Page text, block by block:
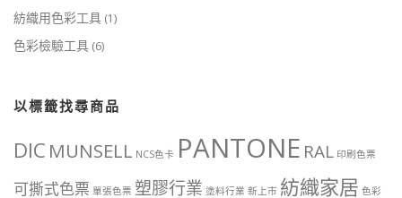
紡織用色彩工具 (1)
色彩檢驗工具 (6)
以標籤找尋商品
DIC MUNSELL NCS色卡 PANTONE RAL 印刷色票
可撕式色票 單張色票 塑膠行業 塗料行業 新上市 紡織家居 色彩